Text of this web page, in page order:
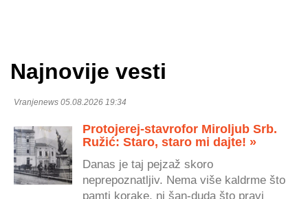
Najnovije vesti
Vranjenews 05.08.2026 19:34
Protojerej-stavrofor Miroljub Srb.
Ružić: Staro, staro mi dajte! »
Danas je taj pejzaž skoro
neprepoznatljiv. Nema više kaldrme što
pamti korake, ni šan-duda što pravi